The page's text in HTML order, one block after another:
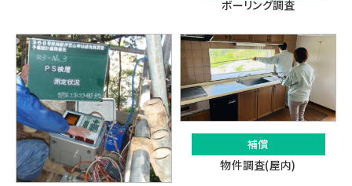
ボーリング調査
補償
物件調査(屋内)